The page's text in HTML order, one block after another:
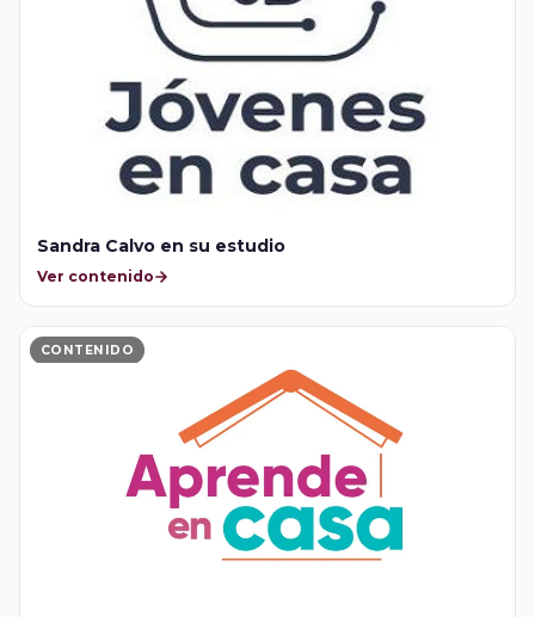
Sandra Calvo en su estudio
Ver contenido
CONTENIDO